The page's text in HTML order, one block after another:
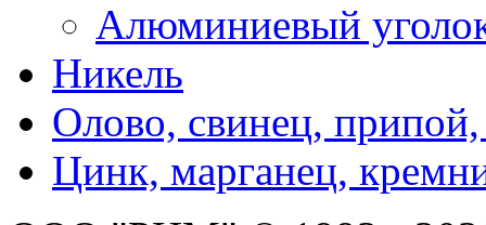
Алюминиевый
Никель
Олово, свинец,
Цинк, марганец,